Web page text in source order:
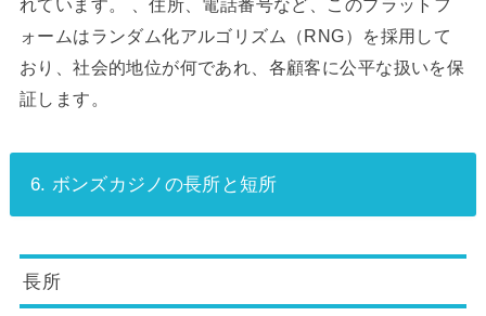
れています。 、住所、電話番号など、このプラットフ
ォームはランダム化アルゴリズム（RNG）を採用して
おり、社会的地位が何であれ、各顧客に公平な扱いを保
証します。
6. ボンズカジノの長所と短所
長所